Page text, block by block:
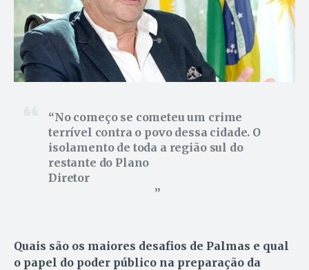
No começo se cometeu um crime
terrível contra o povo dessa cidade. O
isolamento de toda a região sul do
restante do Plano
Diretor
Quais são os maiores desafios de Palmas e qual
o papel do poder público na preparação da